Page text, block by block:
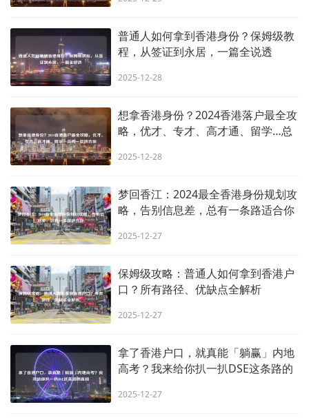
普通人如何拿到香港身份？保姆级教
程，从签证到永居，一篇全说透
2025-12-28
想拿香港身份？2024香港落户最全攻
略，优才、专才、高才通、留学…总
2025-12-28
梦回香江：2024最全香港身份规划攻
略，告别信息差，总有一条路适合你
2025-12-27
保姆级攻略：普通人如何拿到香港户
口？所有路径、优缺点全解析
2025-12-27
拿了香港户口，就真能「躺赢」内地
高考？我来给你扒一扒DSE这条路的
2025-12-27